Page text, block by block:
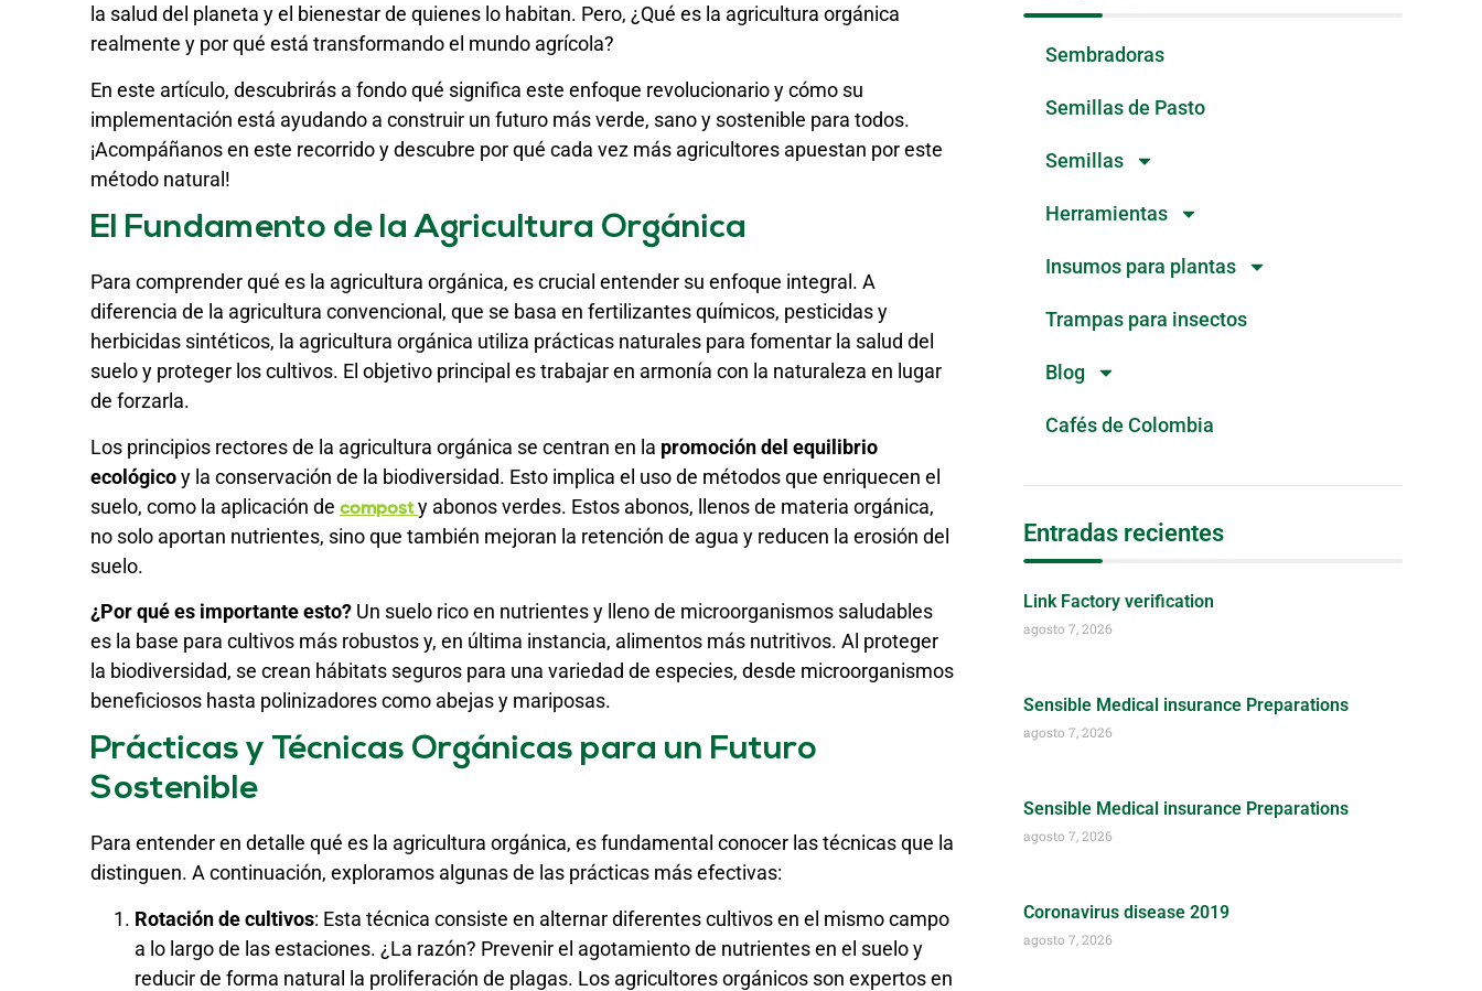
la salud del planeta y el bienestar de quienes lo habitan. Pero, ¿Qué es la agricultura orgánica
realmente y por qué está transformando el mundo agrícola?
En este artículo, descubrirás a fondo qué significa este enfoque revolucionario y cómo su
implementación está ayudando a construir un futuro más verde, sano y sostenible para todos.
¡Acompáñanos en este recorrido y descubre por qué cada vez más agricultores apuestan por este
método natural!
El Fundamento de la Agricultura Orgánica
Para comprender qué es la agricultura orgánica, es crucial entender su enfoque integral. A
diferencia de la agricultura convencional, que se basa en fertilizantes químicos, pesticidas y
herbicidas sintéticos, la agricultura orgánica utiliza prácticas naturales para fomentar la salud del
suelo y proteger los cultivos. El objetivo principal es trabajar en armonía con la naturaleza en lugar
de forzarla.
Los principios rectores de la agricultura orgánica se centran en la promoción del equilibrio
ecológicoy la conservación de la biodiversidad. Esto implica el uso de métodos que enriquecen el
suelo, como la aplicación de composty abonos verdes. Estos abonos, llenos de materia orgánica,
no solo aportan nutrientes, sino que también mejoran la retención de agua y reducen la erosión del
suelo.
¿Por qué es importante esto? Un suelo rico en nutrientes y lleno de microorganismos saludables
es la base para cultivos más robustos y, en última instancia, alimentos más nutritivos. Al proteger
la biodiversidad, se crean hábitats seguros para una variedad de especies, desde microorganismos
beneficiosos hasta polinizadores como abejas y mariposas.
Prácticas y Técnicas Orgánicas para un Futuro
Sostenible
Para entender en detalle qué es la agricultura orgánica, es fundamental conocer las técnicas que la
distinguen. A continuación, exploramos algunas de las prácticas más efectivas:
Rotación de cultivos: Esta técnica consiste en alternar diferentes cultivos en el mismo campo
a lo largo de las estaciones. ¿La razón? Prevenir el agotamiento de nutrientes en el suelo y
reducir de forma natural la proliferación de plagas. Los agricultores orgánicos son expertos en
Sembradoras
Semillas de Pasto
Semillas
Herramientas
Insumos para plantas
Trampas para insectos
Blog
Cafés de Colombia
Entradas recientes
Link Factory verification
agosto 7, 2026
Sensible Medical insurance Preparations
agosto 7, 2026
Sensible Medical insurance Preparations
agosto 7, 2026
Coronavirus disease 2019
agosto 7, 2026